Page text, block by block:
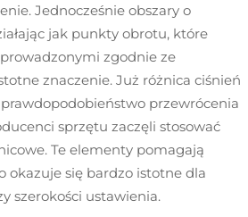
Jednocześnie obszary o
jak punkty obrotu, które
zgodnie ze
znaczenie. Już różnica ciśnień
prawdopodobieństwo przewrócenia
sprzętu zaczęli stosować
Te elementy pomagają
okazuje się bardzo istotne dla
szerokości ustawienia.